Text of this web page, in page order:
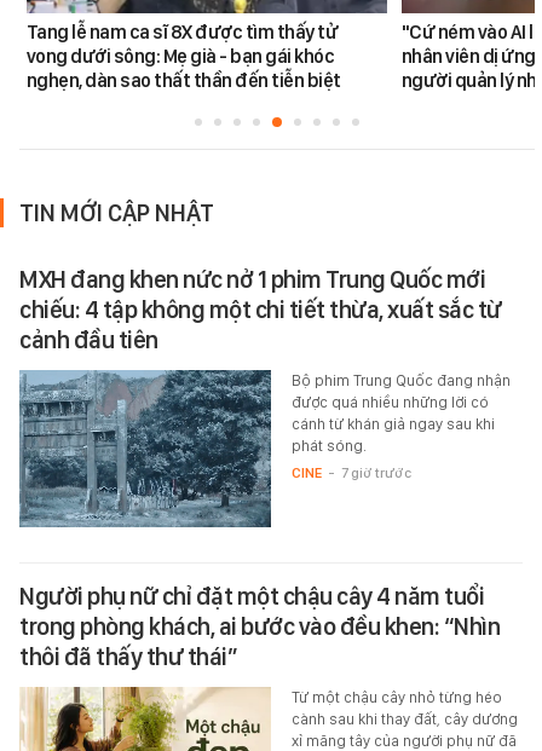
Tang lễ nam ca sĩ 8X được tìm thấy tử
vong dưới sông: Mẹ già - bạn gái khóc
nghẹn, dàn sao thất thần đến tiễn biệt
"Cứ ném vào AI
nhân viên dị ứng
người quản lý
TIN MỚI CẬP NHẬT
MXH đang khen nức nở 1 phim Trung Quốc mới
chiếu: 4 tập không một chi tiết thừa, xuất sắc từ
cảnh đầu tiên
Bộ phim Trung Quốc đang nhận
được quá nhiều những lời có
cánh từ khán giả ngay sau khi
phát sóng.
CINE - 7 giờ trước
Người phụ nữ chỉ đặt một chậu cây 4 năm tuổi
trong phòng khách, ai bước vào đều khen: “Nhìn
thôi đã thấy thư thái”
Từ một chậu cây nhỏ từng héo
cành sau khi thay đất, cây dương
xỉ măng tây của người phụ nữ đã